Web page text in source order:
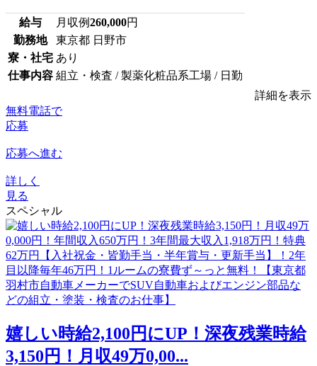
給与 月収例260,000円
勤務地
東京都 日野市
寮・社宅 あり
仕事内容 組立・検査 / 製薬化粧品系工場 / 日勤
詳細を表示
無料電話で
応募
応募へ進む
詳しく
見る
スペシャル
嬉しい時給2,100円にUP！深夜残業時給
3,150円！月収49万0,00...